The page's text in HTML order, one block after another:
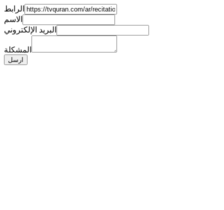
الرابط
الاسم
البريد الإلكتروني
المشكلة
ارسل